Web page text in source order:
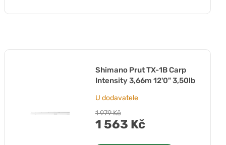
Shimano Prut TX-1B Carp
Intensity 3,66m 12'0" 3,50lb
U dodavatele
1 979 Kč
1 563 Kč